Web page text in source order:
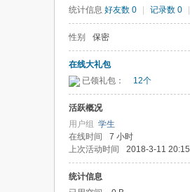
统计信息 好友数 0 记录数 0
性别 保密
在线大礼包
已领礼包：
12个
活跃概况
用户组 学生
在线时间
7 小时
上次活动时间
2018-3-11 20:15
统计信息